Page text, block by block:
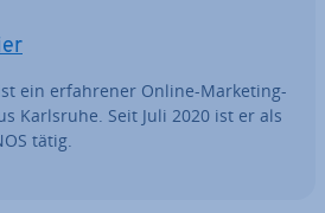
ein er­fah­re­ner Online-Marketing-
Karlsruhe. Seit Juli 2020 ist er als
tätig.